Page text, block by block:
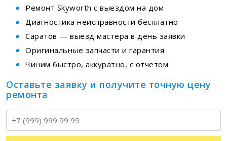
Ремонт Skyworth с выездом на дом
Диагностика неисправности бесплатно
Саратов — выезд мастера в день заявки
Оригинальные запчасти и гарантия
Чиним быстро, аккуратно, с отчетом
Оставьте заявку и получите точную цену
ремонта